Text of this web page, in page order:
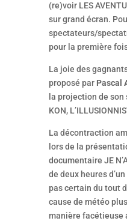
(re)voir LES
sur grand écran.
spectateurs/
pour la première
La joie des
proposé par Pascal
la projection de son
KON,
La décontraction
lors de la
documentaire JE
de deux heures
pas certain du tout
cause de météo
manière facétieuse